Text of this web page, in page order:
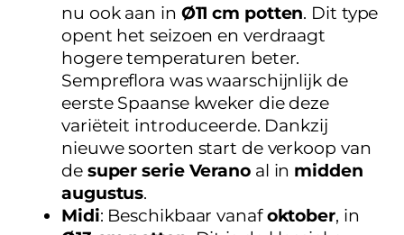
nu ook aan in Ø11 cm potten. Dit type
opent het seizoen en verdraagt
hogere temperaturen beter.
Sempreflora was waarschijnlijk de
eerste Spaanse kweker die deze
variëteit introduceerde. Dankzij
nieuwe soorten start de verkoop van
de super serie Veranoal in midden
augustus.
Midi: Beschikbaar vanafoktober, in